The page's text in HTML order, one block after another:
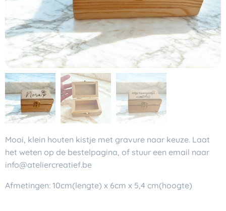
Mooi, klein houten kistje met gravure naar keuze. Laat
het weten op de bestelpagina, of stuur een email naar
info@ateliercreatief.be
Afmetingen: 10cm(lengte) x 6cm x 5,4 cm(hoogte)